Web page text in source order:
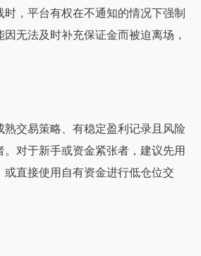
，平台有权在不通知的情况下强制
无法及时补充保证金而被迫离场，
熟交易策略、有稳定盈利记录且风险
对于新手或资金紧张者，建议先用
直接使用自有资金进行低仓位交